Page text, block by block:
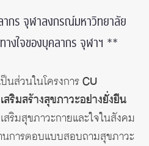
กร จุฬาลงกรณ์มหาวิทยาลัย
งใจของบุคลากร จุฬาฯ **
นส่วนในโครงการCU
ริมสร้างสุขภาวะอย่างยั่งยืน
ริมสุขภาวะกายและใจในสังคม
การตอบแบบสอบถามสุขภาวะ